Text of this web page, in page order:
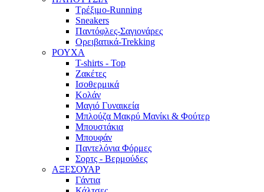
Τρέξιμο-Running
Sneakers
Παντόφλες-Σαγιονάρες
Ορειβατικά-Trekking
ΡΟΥΧΑ
T-shirts - Top
Ζακέτες
Ισοθερμικά
Κολάν
Μαγιό Γυναικεία
Μπλούζα Μακρύ Μανίκι & Φούτερ
Μπουστάκια
Μπουφάν
Παντελόνια Φόρμες
Σορτς - Βερμούδες
ΑΞΕΣΟΥΑΡ
Γάντια